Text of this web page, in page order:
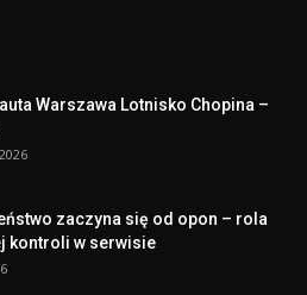
Warszawa Lotnisko Chopina –
zaczyna się od opon – rola
kontroli w serwisie